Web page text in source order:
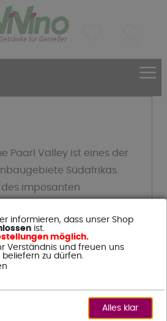
Paarl Valley ist eines der
Südafrikas.
des imposanten
liegt die Kellerei
wurde im Jahr 1945 auf
le Roux, einem
gegründet. Sein
kleinen Winzern der
die Möglichkeit zu
informieren, dass unser Shop
ist.
möglich.
Verständnis und freuen uns
zu dürfen.
Alles klar